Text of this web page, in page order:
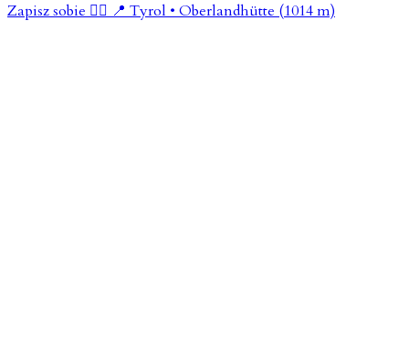
Zapisz sobie 👇🏼 📍 Tyrol • Oberlandhütte (1014 m)